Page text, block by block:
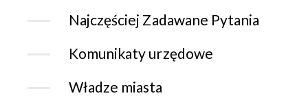
Najczęściej Zadawane Pytania
Komunikaty urzędowe
Władze miasta